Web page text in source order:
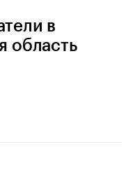
в
область